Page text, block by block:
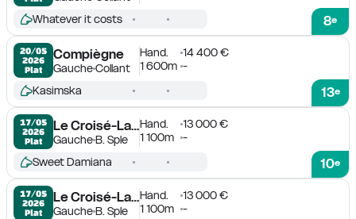
8e
Whatever it costs
20/05
2026
Plat
Compiègne
GaucheCollant
Hand.
14 400 €
1 600m -
13e
Kasimska
17/05
2026
Plat
Le Croisé-Laroche
GaucheB. Sple
Hand.
13 000 €
1 100m
-
10e
Sweet Damiana
17/05
2026
Plat
Le Croisé-Laroche
GaucheB. Sple
Hand.
13 000 €
1 100m
-